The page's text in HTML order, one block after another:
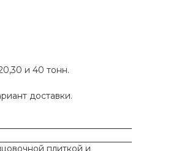
и 40 тонн.
доставки.
плиткой и